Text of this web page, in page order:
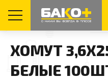
ХОМУТ
БЕЛЫЕ